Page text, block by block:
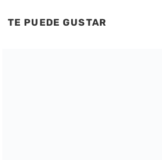
TE PUEDE GUSTAR